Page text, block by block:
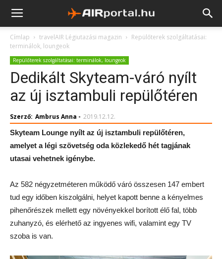
Címlap travelAIR Légiutazási magazin
Repülőterek szolgáltatásai:
terminálok, loungeok
Repülőterek szolgáltatásai: terminálok, loungeok
Dedikált Skyteam-váró nyílt
az új isztambuli repülőtéren
Szerző: Ambrus Anna - 2019.12.12.
Skyteam Lounge nyílt az új isztambuli repülőtéren,
amelyet a légi szövetség oda közlekedő hét tagjának
utasai vehetnek igénybe.
Az 582 négyzetméteren működő váró összesen 147 embert
tud egy időben kiszolgálni, helyet kapott benne a kényelmes
pihenőrészek mellett egy növényekkel borított élő fal, több
zuhanyzó, és elérhető az ingyenes wifi, valamint egy TV
szoba is van.